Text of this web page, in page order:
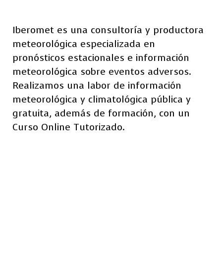
Iberomet es una consultoría y productora
meteorológica especializada en
pronósticos estacionales e información
meteorológica sobre eventos adversos.
Realizamos una labor de información
meteorológica y climatológica pública y
gratuita, además de formación, con un
Curso Online Tutorizado.